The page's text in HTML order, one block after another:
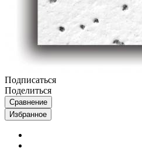
Подписаться
Поделиться
Сравнение
Избранное